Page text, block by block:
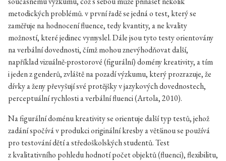
metodických problémů. v první řadě se jedná o test, který se
zaměřuje na hodnocení fluence, tedy kvantity, a ne kvality
možností, které jedinec vymyslel. Dále jsou tyto testy orientovány
na verbální dovednosti, čímž mohou znevýhodňovat další,
například vizuálně-prostorové (figurální) domény kreativity, a tím
i jeden z genderů, zvláště na pozadí výzkumu, který prozrazuje, že
dívky a ženy převyšují své protějšky v jazykových dovednostech,
perceptuální rychlosti a verbální fluenci (Artola, 2010).
Na figurální doménu kreativity se orientuje další typ testů, jehož
zadání spočívá v produkci originální kresby a většinou se používá
pro testování dětí a středoškolských studentů. Test
z kvalitativního pohledu hodnotí počet objektů (fluenci), flexibilitu,